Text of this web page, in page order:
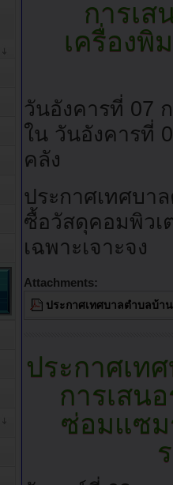
การเ
เครื่องพิ
วันอังคารที่ 07
ใน วันอังคารที่
คลัง
ประกาศเทศบา
ซื้อวัสดุคอมพิวเ
เฉพาะเจาะจง
Attachments:
ประกาศเทศบาลตำบลบ้า
ประกาศเท
การเสน
ซ่อมแซม